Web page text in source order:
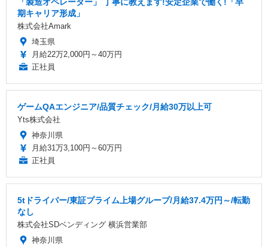
期キャリア形成」
株式会社Amark
埼玉県
月給22万2,000円～40万円
正社員
ゲームQAエンジニア/品質チェック/月給30万以上可
Yts株式会社
神奈川県
月給31万3,100円～60万円
正社員
5tドライバー/東証プライム上場グループ/月給37.4万円～/転勤
なし
株式会社SDベンディング 横浜営業部
神奈川県